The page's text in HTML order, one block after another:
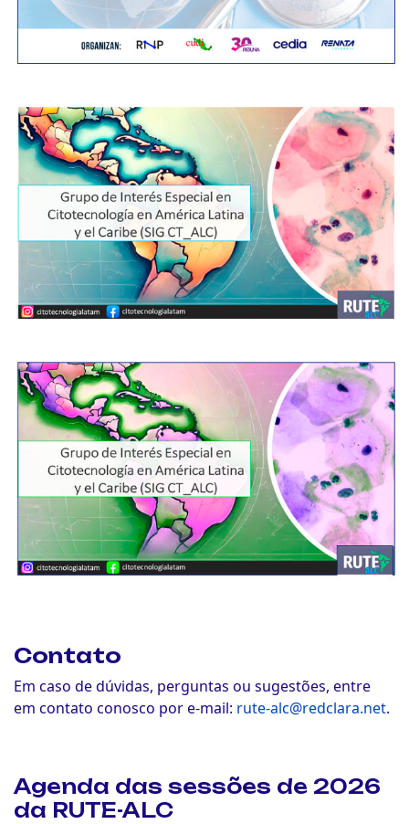
Contato
Em caso de dúvidas, perguntas ou sugestões, entre
em contato conosco por e-mail: rute-alc@redclara.net.
Agenda das sessões de 2026
da RUTE-ALC